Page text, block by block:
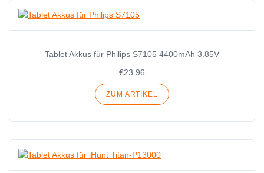
Tablet Akkus für Philips S7105 4400mAh 3.85V
€23.96
ZUM ARTIKEL